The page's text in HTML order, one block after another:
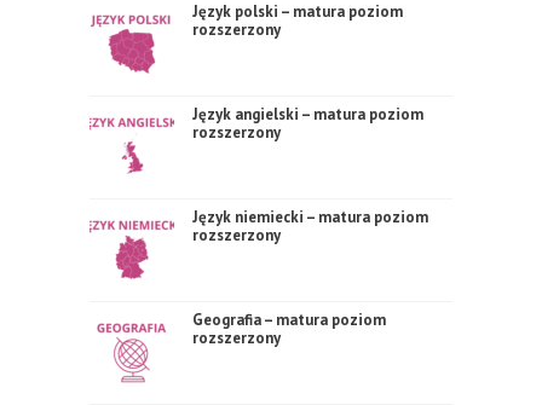
Język polski – matura poziom
rozszerzony
Język angielski – matura poziom
rozszerzony
Język niemiecki – matura poziom
rozszerzony
Geografia – matura poziom
rozszerzony